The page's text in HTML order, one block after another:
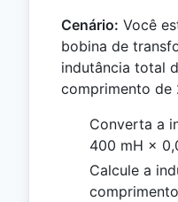
Cenário: Você
bobina de
indutância total
comprimento de
Converta a
400 mH ×
Calcule a